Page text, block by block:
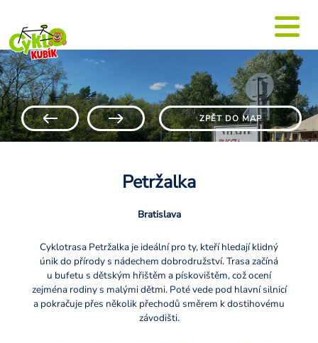
ZPĚT DO MAP
Petržalka
Bratislava
Cyklotrasa Petržalka je ideální pro ty, kteří hledají klidný
únik do přírody s nádechem dobrodružství. Trasa začíná
u bufetu s dětským hřištěm a pískovištěm, což ocení
zejména rodiny s malými dětmi. Poté vede pod hlavní silnicí
a pokračuje přes několik přechodů směrem k dostihovému
závodišti.